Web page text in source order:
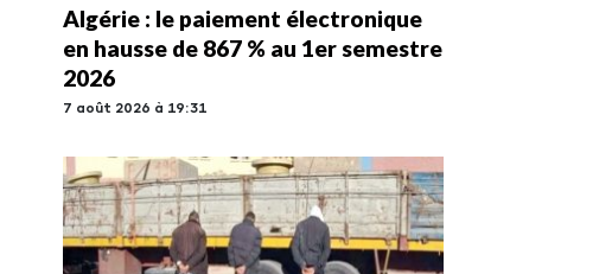
Algérie : le paiement électronique
en hausse de 867 % au 1er semestre
2026
7 août 2026 à 19:31